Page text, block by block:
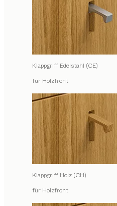
Klappgriff Edelstahl (CE)
für Holzfront
Klappgriff Holz (CH)
für Holzfront